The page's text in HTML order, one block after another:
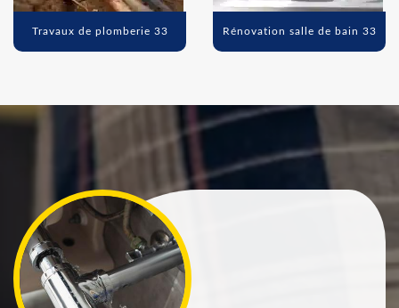
Travaux de plomberie 33 Rénovation salle de bain 33